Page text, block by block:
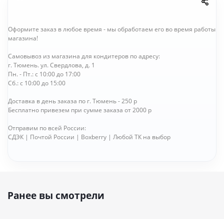
Оформите заказ в любое время - мы обработаем его во время работы
магазина!
Самовывоз из магазина для кондитеров по адресу:
г. Тюмень. ул. Свердлова, д. 1
Пн. - Пт.: с 10:00 до 17:00
Сб.: с 10:00 до 15:00
Доставка в день заказа по г. Тюмень - 250 р
Бесплатно привезем при сумме заказа от 2000 р
Отправим по всей России:
СДЭК | Почтой России | Boxberry | Любой ТК на выбор
Ранее вы смотрели